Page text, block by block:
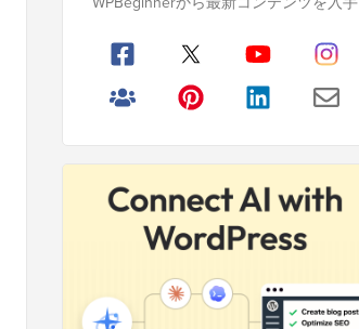
サ
ー